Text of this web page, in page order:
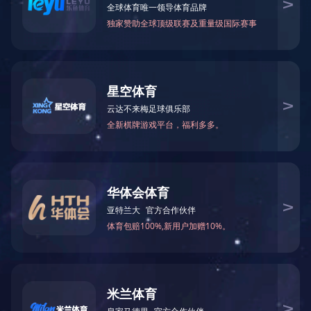
销售热线：186 8875 7638 熊总监
公司邮箱：info@yl007.com
公司地址：深圳市宝安区石岩街道建兴路海谷科技大厦T4栋7楼
Copyright© 1998-2025 MILAN.COM-米兰(中国)